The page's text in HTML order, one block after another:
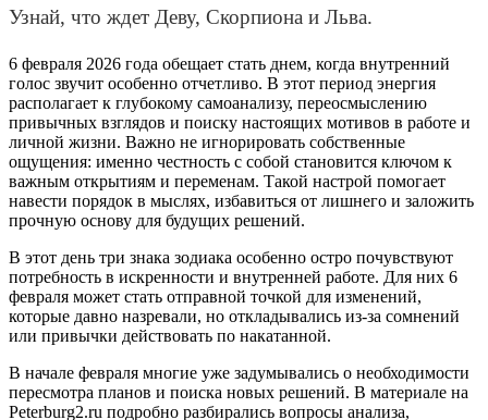
Узнай, что ждет Деву, Скорпиона и Льва.
6 февраля 2026 года обещает стать днем, когда внутренний
голос звучит особенно отчетливо. В этот период энергия
располагает к глубокому самоанализу, переосмыслению
привычных взглядов и поиску настоящих мотивов в работе и
личной жизни. Важно не игнорировать собственные
ощущения: именно честность с собой становится ключом к
важным открытиям и переменам. Такой настрой помогает
навести порядок в мыслях, избавиться от лишнего и заложить
прочную основу для будущих решений.
В этот день три знака зодиака особенно остро почувствуют
потребность в искренности и внутренней работе. Для них 6
февраля может стать отправной точкой для изменений,
которые давно назревали, но откладывались из-за сомнений
или привычки действовать по накатанной.
В начале февраля многие уже задумывались о необходимости
пересмотра планов и поиска новых решений. В материале на
Peterburg2.ru подробно разбирались вопросы анализа,